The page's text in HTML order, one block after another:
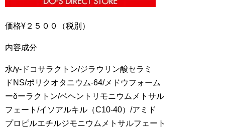
価格¥２５００（税別）
内容成分
水/γ-ドコサラクトン/ジラウリン酸セラミ
ドNS/ポリクオタニウム-64/メドウフォーム
ーδーラクトン/ベヘントリモニウムメトサル
フェート/イソアルキル（C10-40）/アミド
プロピルエチルジモニウムメトサルフェート